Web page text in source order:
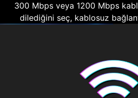
300 Mbps veya 1200 Mbps
dilediğini seç, kablosuz